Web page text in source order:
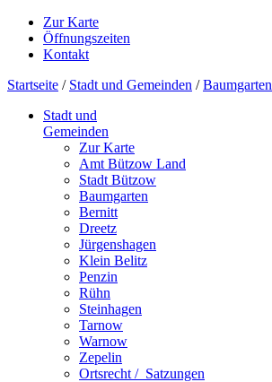
Zur Karte
Öffnungszeiten
Kontakt
Startseite / Stadt und Gemeinden /Baumgarten
Stadt und
Gemeinden
Zur Karte
Amt Bützow Land
Stadt Bützow
Baumgarten
Bernitt
Dreetz
Jürgenshagen
Klein Belitz
Penzin
Rühn
Steinhagen
Tarnow
Warnow
Zepelin
Ortsrecht / ­ Satzungen